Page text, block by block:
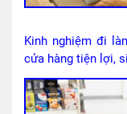
Kinh nghiệm đi
cửa hàng tiện lợi,